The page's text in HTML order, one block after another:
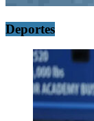
Deportes